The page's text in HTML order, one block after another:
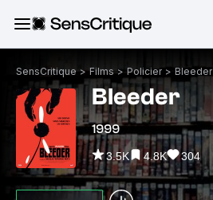
SensCritique > Films > Policier > Bleeder
Bleeder
1999
3.5K 4.8K 304